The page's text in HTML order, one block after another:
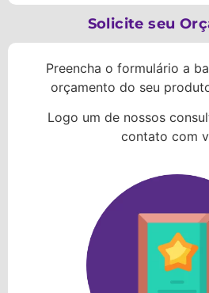
Solicite seu
Preencha o formulário a
orçamento do seu
Logo um de nossos
contato com